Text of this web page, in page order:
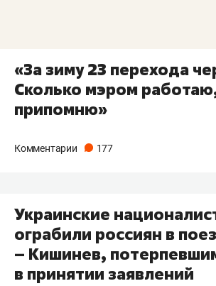
«За зиму 23 перехода
Сколько мэром
припомню»
Комментарии 177
Украинские
ограбили россиян в
– Кишинев,
в принятии заявлений